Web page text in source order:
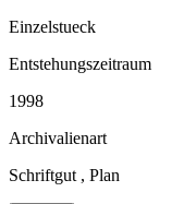
Einzelstueck
Entstehungszeitraum
1998
Archivalienart
Schriftgut , Plan